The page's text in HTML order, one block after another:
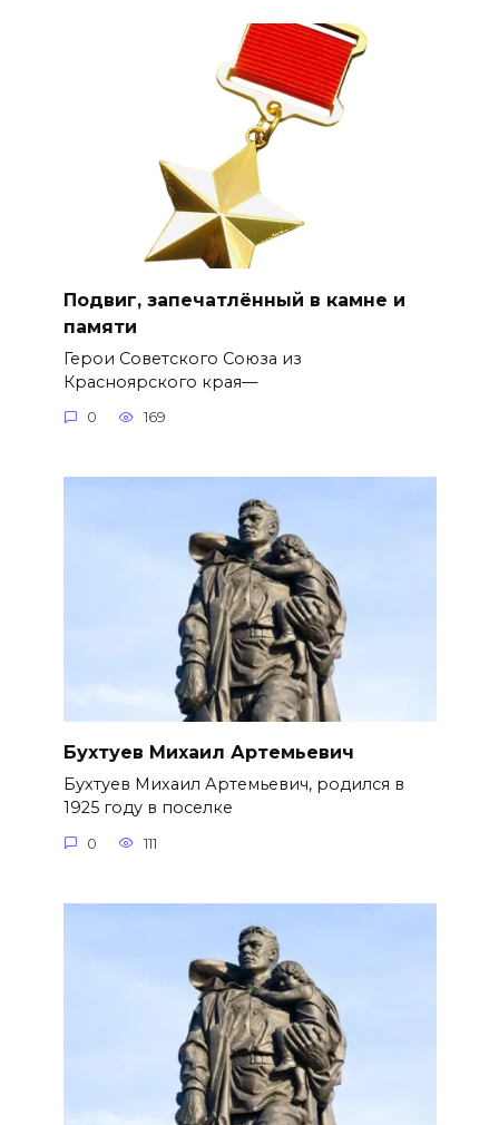
Подвиг, запечатлённый в камне и
памяти
Герои Советского Союза из
Красноярского края—
0 169
Бухтуев Михаил Артемьевич
Бухтуев Михаил Артемьевич, родился в
1925 году в поселке
0 111